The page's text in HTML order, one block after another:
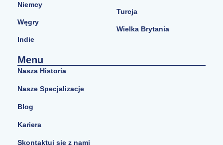
Niemcy
Węgry
Indie
Turcja
Wielka Brytania
Menu
Nasza Historia
Nasze Specjalizacje
Blog
Kariera
Skontaktuj się z nami